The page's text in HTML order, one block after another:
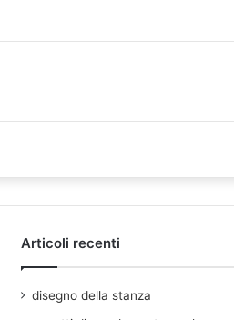
Articoli recenti
disegno della stanza